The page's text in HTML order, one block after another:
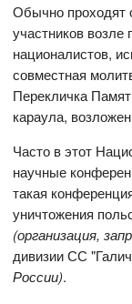
Обычно проходят
участников возле
националистов,
совместная
Перекличка
караула,
Часто в этот
научные
такая
уничтожения
(организация,
дивизии СС
России).